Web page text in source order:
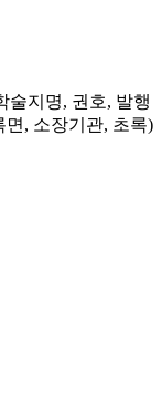
술지명, 권호, 발행
면, 소장기관, 초록)